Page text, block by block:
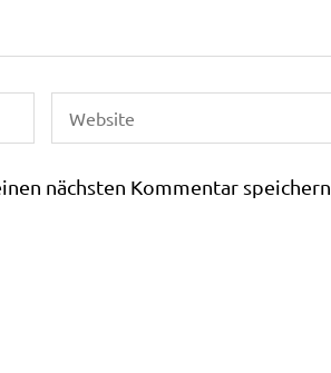
nächsten Kommentar speichern.